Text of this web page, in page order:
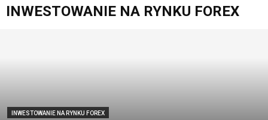
INWESTOWANIE NA RYNKU FOREX
INWESTOWANIE NA RYNKU FOREX